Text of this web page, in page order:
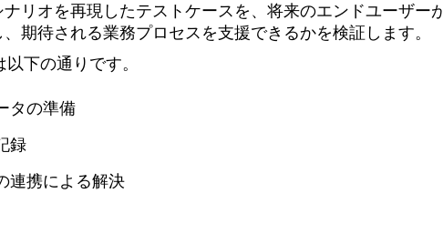
リオを再現したテストケースを、将来のエンドユーザ
期待される業務プロセスを支援できるかを検証します。
下の通りです。
タの準備
録
連携による解決